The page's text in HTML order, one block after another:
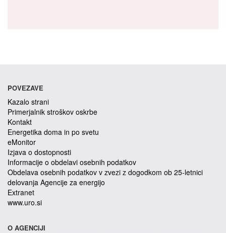
POVEZAVE
Kazalo strani
Primerjalnik stroškov oskrbe
Kontakt
Energetika doma in po svetu
eMonitor
Izjava o dostopnosti
Informacije o obdelavi osebnih podatkov
Obdelava osebnih podatkov v zvezi z dogodkom ob 25-letnici
delovanja Agencije za energijo
Extranet
www.uro.si
O AGENCIJI